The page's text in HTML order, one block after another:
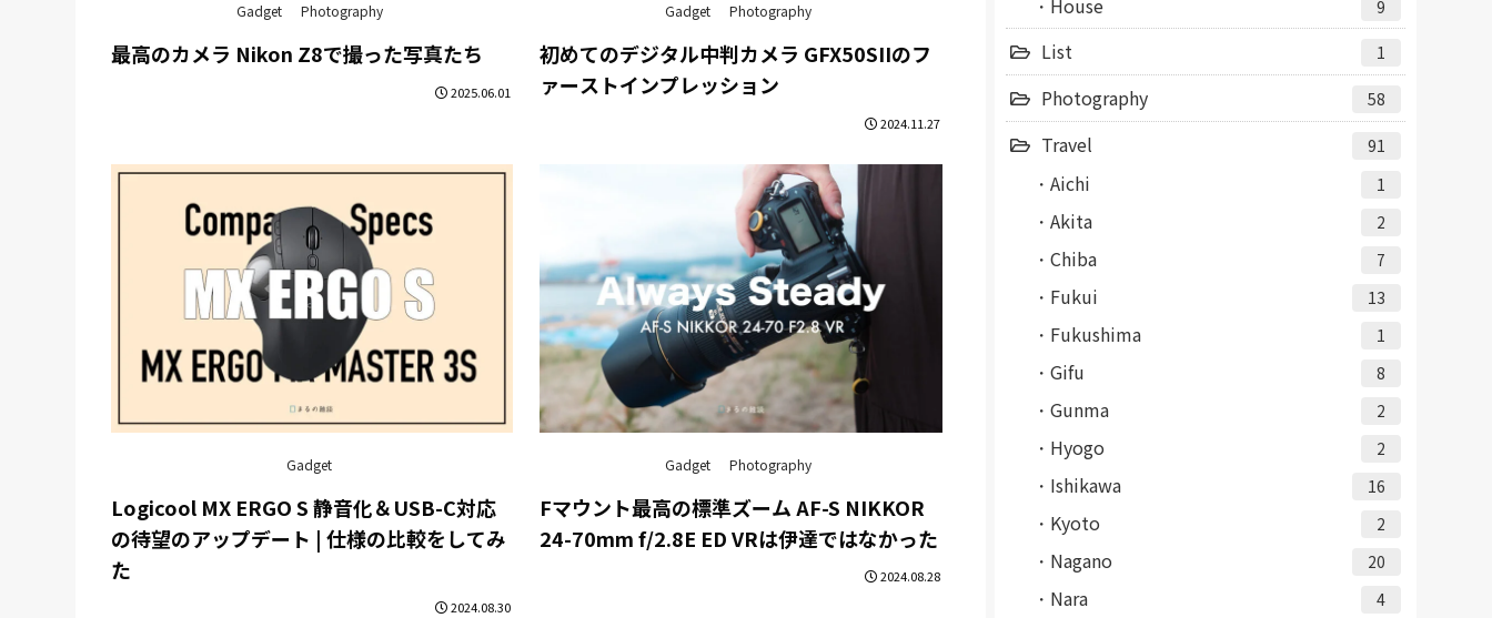
Gadget Photography
最高のカメラ Nikon Z8で撮った写真たち
2025.06.01
Gadget Photography
初めてのデジタル中判カメラ GFX50SIIのフ
ァーストインプレッション
2024.11.27
Gadget
Logicool MX ERGO S 静音化＆USB-C対応
の待望のアップデート | 仕様の比較をしてみ
た
2024.08.30
Gadget Photography
Fマウント最高の標準ズーム AF-S NIKKOR
24-70mm f/2.8E ED VRは伊達ではなかった
2024.08.28
House 9
List 1
Photography 58
Travel 91
Aichi 1
Akita 2
Chiba 7
Fukui 13
Fukushima 1
Gifu 8
Gunma 2
Hyogo 2
Ishikawa 16
Kyoto 2
Nagano 20
Nara 4